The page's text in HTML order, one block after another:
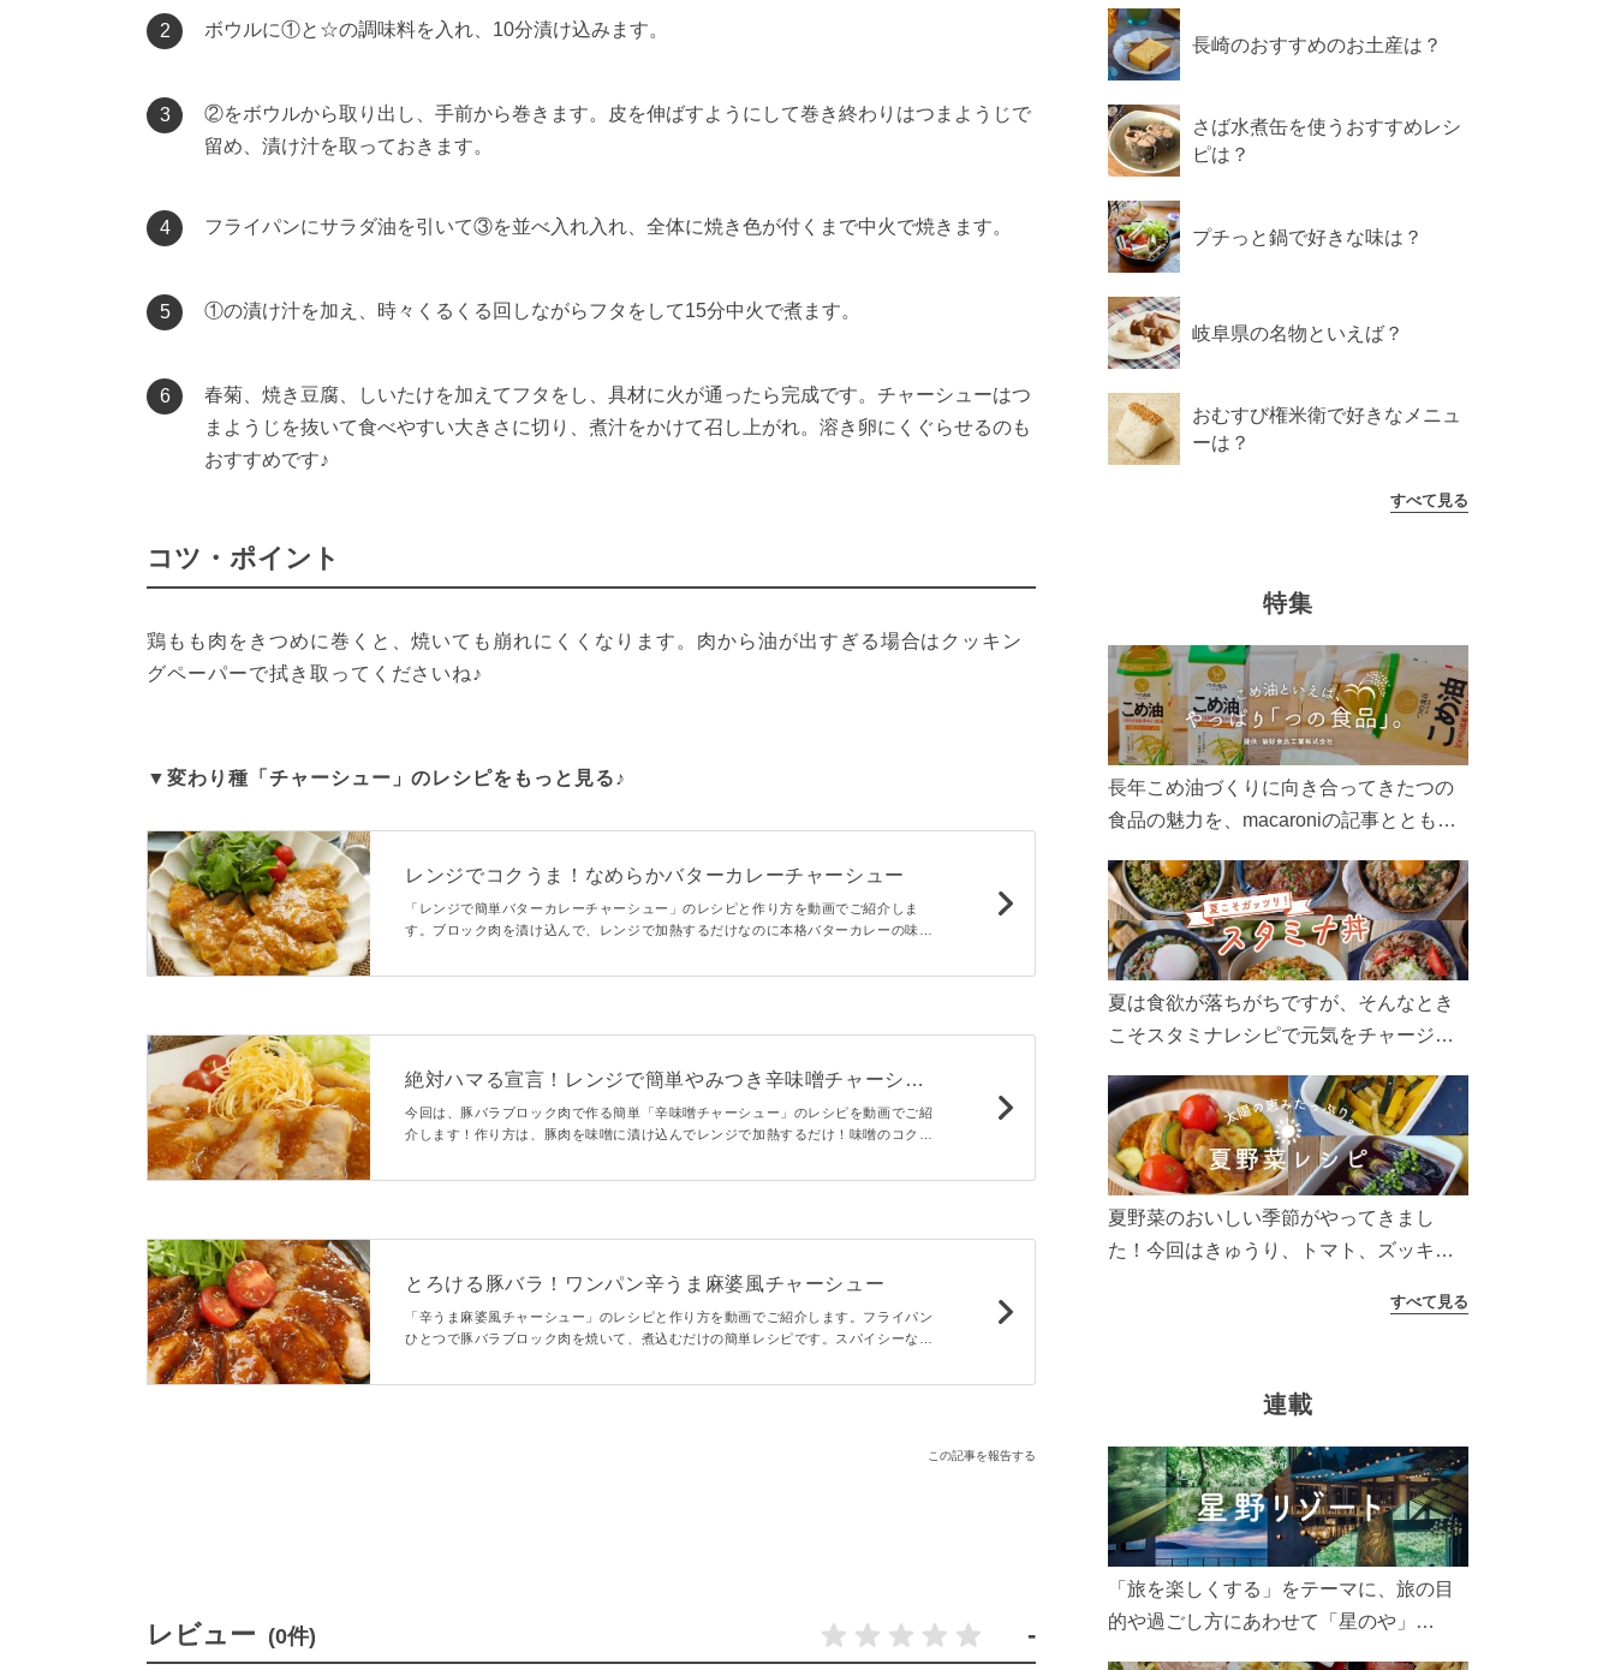
2 ボウルに①と☆の調味料を入れ、10分漬け込みます。
3
②をボウルから取り出し、手前から巻きます。皮を伸ばすようにして巻き終わりはつまようじで
留め、漬け汁を取っておきます。
4 フライパンにサラダ油を引いて③を並べ入れ入れ、全体に焼き色が付くまで中火で焼きます。
5 ①の漬け汁を加え、時々くるくる回しながらフタをして15分中火で煮ます。
6
春菊、焼き豆腐、しいたけを加えてフタをし、具材に火が通ったら完成です。チャーシューはつ
まようじを抜いて食べやすい大きさに切り、煮汁をかけて召し上がれ。溶き卵にくぐらせるのも
おすすめです♪
コツ・ポイント
鶏もも肉をきつめに巻くと、焼いても崩れにくくなります。肉から油が出すぎる場合はクッキン
グペーパーで拭き取ってくださいね♪
▼変わり種「チャーシュー」のレシピをもっと見る♪
レンジでコクうま！なめらかバターカレーチャーシュー
「レンジで簡単バターカレーチャーシュー」のレシピと作り方を動画でご紹介しま
す。ブロック肉を漬け込んで、レンジで加熱するだけなのに本格バターカレーの味わ
よ！
絶対ハマる宣言！レンジで簡単やみつき辛味噌チャーシュ
ー
今回は、豚バラブロック肉で作る簡単「辛味噌チャーシュー」のレシピを動画でご紹
介します！作り方は、豚肉を味噌に漬け込んでレンジで加熱するだけ！味噌のコクと
とろける豚バラ！ワンパン辛うま麻婆風チャーシュー
「辛うま麻婆風チャーシュー」のレシピと作り方を動画でご紹介します。フライパン
ひとつで豚バラブロック肉を焼いて、煮込むだけの簡単レシピです。スパイシーな麻
この記事を報告する
レビュー (0件) -
長崎のおすすめのお土産は？
さば水煮缶を使うおすすめレシ
ピは？
プチっと鍋で好きな味は？
岐阜県の名物といえば？
おむすび権米衛で好きなメニュ
ーは？
すべて見る
特集
長年こめ油づくりに向き合ってきたつの
食品の魅力を、macaroniの記事とともに
ん、製造現場や品質へのこだわりまで。
こめ油をもっと好きになるコンテンツを
ぜひお楽しみください。
夏は食欲が落ちがちですが、そんなとき
こそスタミナレシピで元気をチャージ！
リ食べて、夏バテを吹き飛ばしましょ
う！
夏野菜のおいしい季節がやってきまし
た！今回はきゅうり、トマト、ズッキー
太陽の光をたっぷりあびた夏野菜は栄養
すべて見る
連載
「旅を楽しくする」をテーマに、旅の目
的や過ごし方にあわせて「星のや」